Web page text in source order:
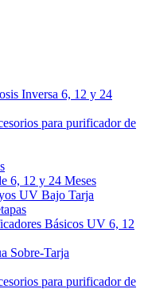
Inversa 6, 12 y 24
para purificador de
6, 12 y 24 Meses
UV Bajo Tarja
Básicos UV 6, 12
Sobre-Tarja
para purificador de